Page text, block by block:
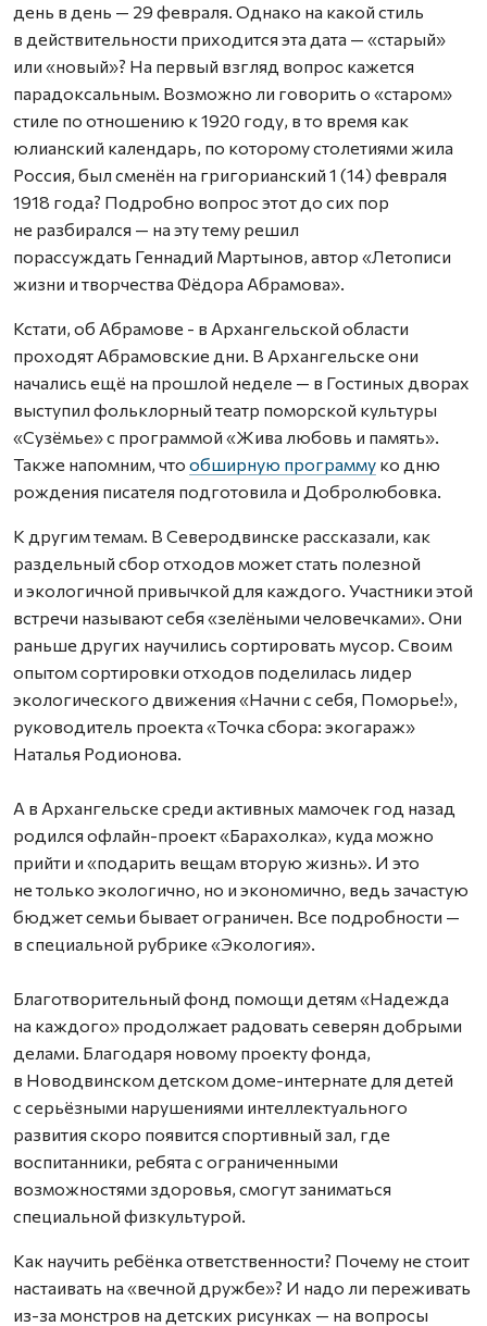
день в день — 29 февраля. Однако на какой стиль
в действительности приходится эта дата — «старый»
или «новый»? На первый взгляд вопрос кажется
парадоксальным. Возможно ли говорить о «старом»
стиле по отношению к 1920 году, в то время как
юлианский календарь, по которому столетиями жила
Россия, был сменён на григорианский 1 (14) февраля
1918 года? Подробно вопрос этот до сих пор
не разбирался — на эту тему решил
порассуждать Геннадий Мартынов, автор «Летописи
жизни и творчества Фёдора Абрамова».
Кстати, об Абрамове - в Архангельской области
проходят Абрамовские дни. В Архангельске они
начались ещё на прошлой неделе — в Гостиных дворах
выступил фольклорный театр поморской культуры
«Сузёмье» с программой «Жива любовь и память».
Также напомним, что обширную программу ко дню
рождения писателя подготовила и Добролюбовка.
К другим темам. В Северодвинске рассказали, как
раздельный сбор отходов может стать полезной
и экологичной привычкой для каждого. Участники этой
встречи называют себя «зелёными человечками». Они
раньше других научились сортировать мусор. Своим
опытом сортировки отходов поделилась лидер
экологического движения «Начни с себя, Поморье!»,
руководитель проекта «Точка сбора: экогараж»
Наталья Родионова.
А в Архангельске среди активных мамочек год назад
родился офлайн-проект «Барахолка», куда можно
прийти и «подарить вещам вторую жизнь». И это
не только экологично, но и экономично, ведь зачастую
бюджет семьи бывает ограничен. Все подробности —
в специальной рубрике «Экология».
Благотворительный фонд помощи детям «Надежда
на каждого» продолжает радовать северян добрыми
делами. Благодаря новому проекту фонда,
в Новодвинском детском доме-интернате для детей
с серьёзными нарушениями интеллектуального
развития скоро появится спортивный зал, где
воспитанники, ребята с ограниченными
возможностями здоровья, смогут заниматься
специальной физкультурой.
Как научить ребёнка ответственности? Почему не стоит
настаивать на «вечной дружбе»? И надо ли переживать
из-за монстров на детских рисунках — на вопросы